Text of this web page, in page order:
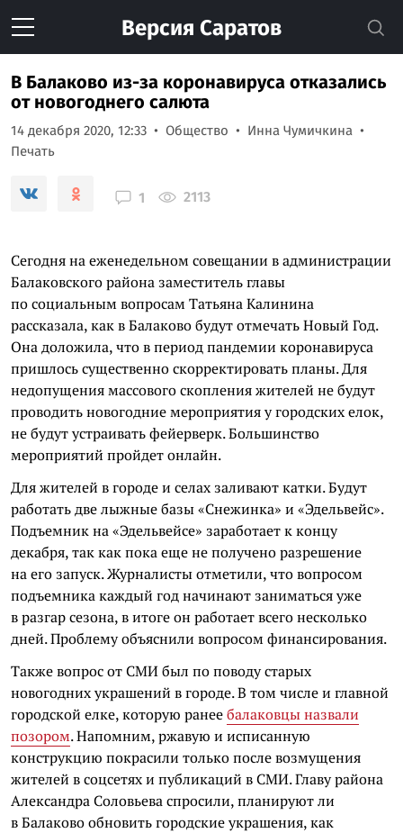
Версия Саратов
В Балаково из-за коронавируса отказались
от новогоднего салюта
14 декабря 2020, 12:33 Общество
Инна Чумичкина
Печать
1 2113
Сегодня на еженедельном совещании в администрации
Балаковского района заместитель главы
по социальным вопросам Татьяна Калинина
рассказала, как в Балаково будут отмечать Новый Год.
Она доложила, что в период пандемии коронавируса
пришлось существенно скорректировать планы. Для
недопущения массового скопления жителей не будут
проводить новогодние мероприятия у городских елок,
не будут устраивать фейерверк. Большинство
мероприятий пройдет онлайн.
Для жителей в городе и селах заливают катки. Будут
работать две лыжные базы «Снежинка» и «Эдельвейс».
Подъемник на «Эдельвейсе» заработает к концу
декабря, так как пока еще не получено разрешение
на его запуск. Журналисты отметили, что вопросом
подъемника каждый год начинают заниматься уже
в разгар сезона, в итоге он работает всего несколько
дней. Проблему объяснили вопросом финансирования.
Также вопрос от СМИ был по поводу старых
новогодних украшений в городе. В том числе и главной
городской елке, которую ранеебалаковцы назвали
позором. Напомним, ржавую и исписанную
конструкцию покрасили только после возмущения
жителей в соцсетях и публикаций в СМИ. Главу района
Александра Соловьева спросили, планируют ли
в Балаково обновить городские украшения, как